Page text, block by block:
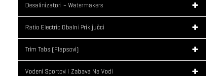
Desalinizatori – Watermakers
Ratio Electric Obalni Priključci
Trim Tabs (flapsovi)
Vodeni Sportovi I Zabava Na Vodi